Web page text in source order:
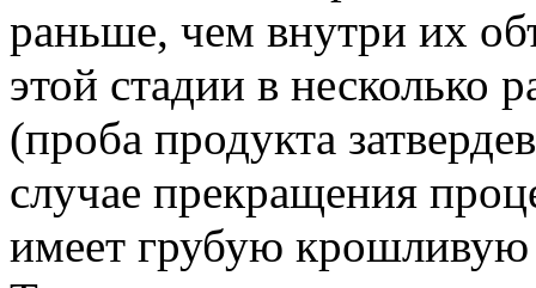
раньше, чем внутри их
этой стадии в несколько
(проба продукта
случае прекращения
имеет грубую